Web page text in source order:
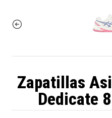
Zapatillas
Dedicate